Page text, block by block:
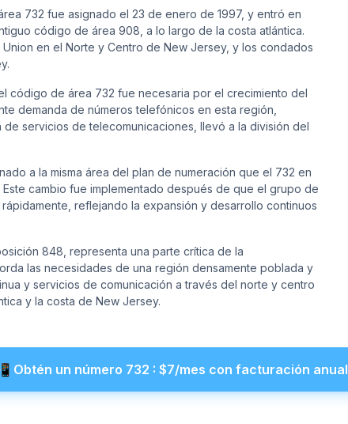
732 fue asignado el 23 de enero de 1997, y entró en
código de área 908, a lo largo de la costa atlántica.
en el Norte y Centro de New Jersey, y los condados
código de área 732 fue necesaria por el crecimiento del
demanda de números telefónicos en esta región,
servicios de telecomunicaciones, llevó a la división del
a la misma área del plan de numeración que el 732 en
cambio fue implementado después de que el grupo de
reflejando la expansión y desarrollo continuos
848, representa una parte crítica de la
las necesidades de una región densamente poblada y
y servicios de comunicación a través del norte y centro
y la costa de New Jersey.
Obtén un número 732 : $7/mes con facturación anual